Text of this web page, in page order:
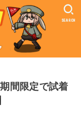
SEARCH
間限定で試着